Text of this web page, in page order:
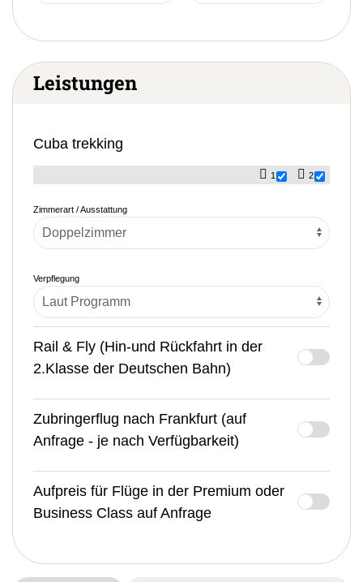
Leistungen
Cuba trekking
1 2
Zimmerart / Ausstattung
Verpflegung
Rail & Fly (Hin-und Rückfahrt in der
2.Klasse der Deutschen Bahn)
Zubringerflug nach Frankfurt (auf
Anfrage - je nach Verfügbarkeit)
Aufpreis für Flüge in der Premium oder
Business Class auf Anfrage